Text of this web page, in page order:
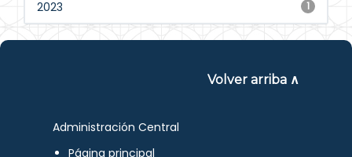
1
2023
Volver arriba ∧
Administración Central
Página principal